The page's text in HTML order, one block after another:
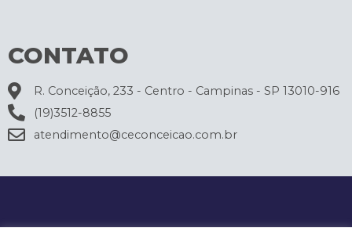
CONTATO
R. Conceição, 233 - Centro - Campinas - SP 13010-916
(19)3512-8855
atendimento@ceconceicao.com.br